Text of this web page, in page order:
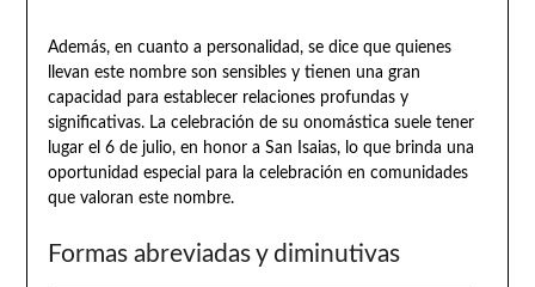
Además, en cuanto a personalidad, se dice que quienes
llevan este nombre son sensibles y tienen una gran
capacidad para establecer relaciones profundas y
significativas. La celebración de su onomástica suele tener
lugar el 6 de julio, en honor a San Isaias, lo que brinda una
oportunidad especial para la celebración en comunidades
que valoran este nombre.
Formas abreviadas y diminutivas